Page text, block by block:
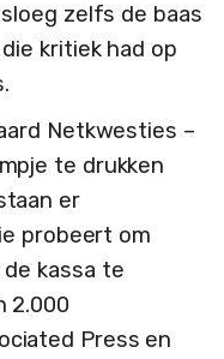
zelfs de baas
kritiek had op
Netkwesties –
te drukken
er
probeert om
kassa te
2.000
Press en